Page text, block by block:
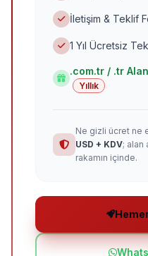
İletişim & Teklif
1 Yıl Ücretsiz
.com.tr / .tr
Yıllık
Ne gizli ücret ne
USD + KDV; alan
rakamın içinde.